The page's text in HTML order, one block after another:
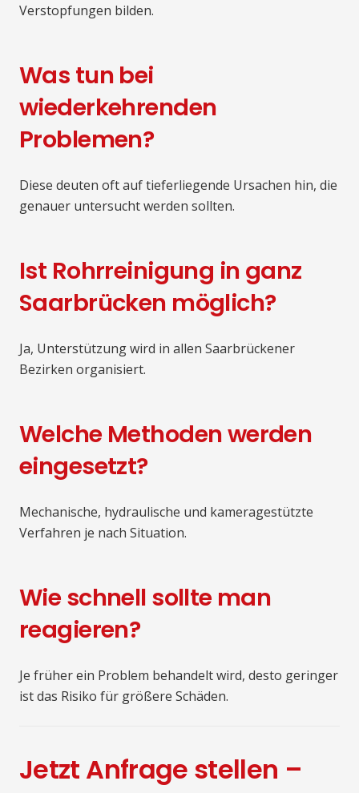
Verstopfungen bilden.
Was tun bei
wiederkehrenden
Problemen?
Diese deuten oft auf tieferliegende Ursachen hin, die
genauer untersucht werden sollten.
Ist Rohrreinigung in ganz
Saarbrücken möglich?
Ja, Unterstützung wird in allen Saarbrückener
Bezirken organisiert.
Welche Methoden werden
eingesetzt?
Mechanische, hydraulische und kameragestützte
Verfahren je nach Situation.
Wie schnell sollte man
reagieren?
Je früher ein Problem behandelt wird, desto geringer
ist das Risiko für größere Schäden.
Jetzt Anfrage stellen –